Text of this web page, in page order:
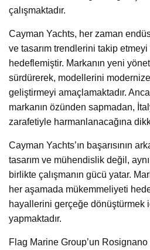
çalışmaktadır.
Cayman Yachts, her zaman
ve tasarım trendlerini takip
hedeflemiştir. Markanın yeni
sürdürerek, modellerini
geliştirmeyi amaçlamaktadır.
markanın özünden sapmadan,
zarafetiyle harmanlanacağına
Cayman Yachts’ın başarısının
tasarım ve mühendislik değil,
birlikte çalışmanın gücü yatar.
her aşamada mükemmeliyeti
hayallerini gerçeğe dönüştürmek
yapmaktadır.
Flag Marine Group’un